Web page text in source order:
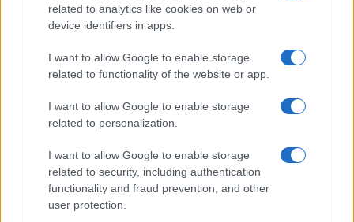
related to analytics like cookies on web or
device identifiers in apps.
I want to allow Google to enable storage
related to functionality of the website or app.
I want to allow Google to enable storage
related to personalization.
I want to allow Google to enable storage
related to security, including authentication
functionality and fraud prevention, and other
user protection.